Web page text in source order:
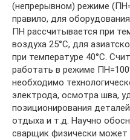
(непрерывном) режиме
правило, для
ПН рассчитывается при
воздуха 25°С, для
при температуре 40°С.
работать в режиме
необходимо
электрода, осмотра шва,
позиционирования
отдыха и т.д. Научно
сварщик физически может